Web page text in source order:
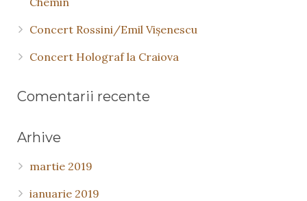
Concert Rossini/Emil Vişenescu
Concert Holograf la Craiova
Comentarii recente
Arhive
martie 2019
ianuarie 2019